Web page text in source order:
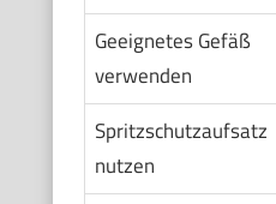
Geeignetes Gefäß
verwenden
Spritzschutzaufsatz
nutzen